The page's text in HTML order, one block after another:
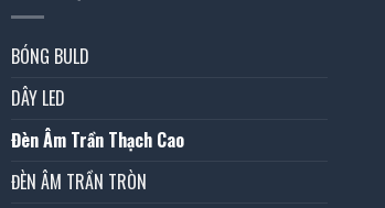
BÓNG BULD
DÂY LED
Đèn Âm Trần Thạch Cao
ĐÈN ÂM TRẦN TRÒN